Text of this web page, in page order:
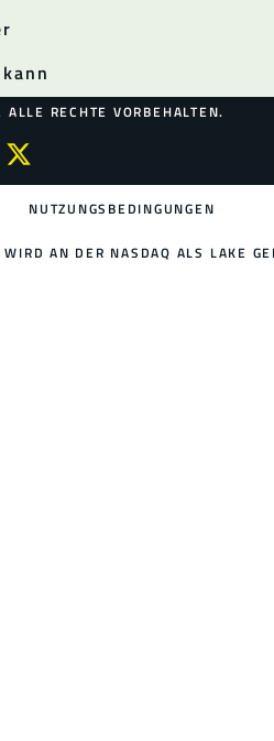
RECHTE VORBEHALTEN.
NUTZUNGSBEDINGUNGEN
AN DER NASDAQ ALS LAKE